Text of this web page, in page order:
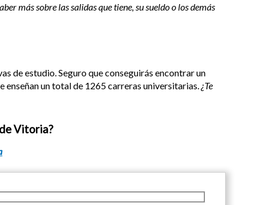
más sobre las salidas que tiene, su sueldo o los demás
de estudio. Seguro que conseguirás encontrar un
un total de 1265 carreras universitarias. ¿Te
Vitoria?